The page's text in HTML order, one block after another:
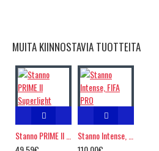
MUITA KIINNOSTAVIA TUOTTEITA